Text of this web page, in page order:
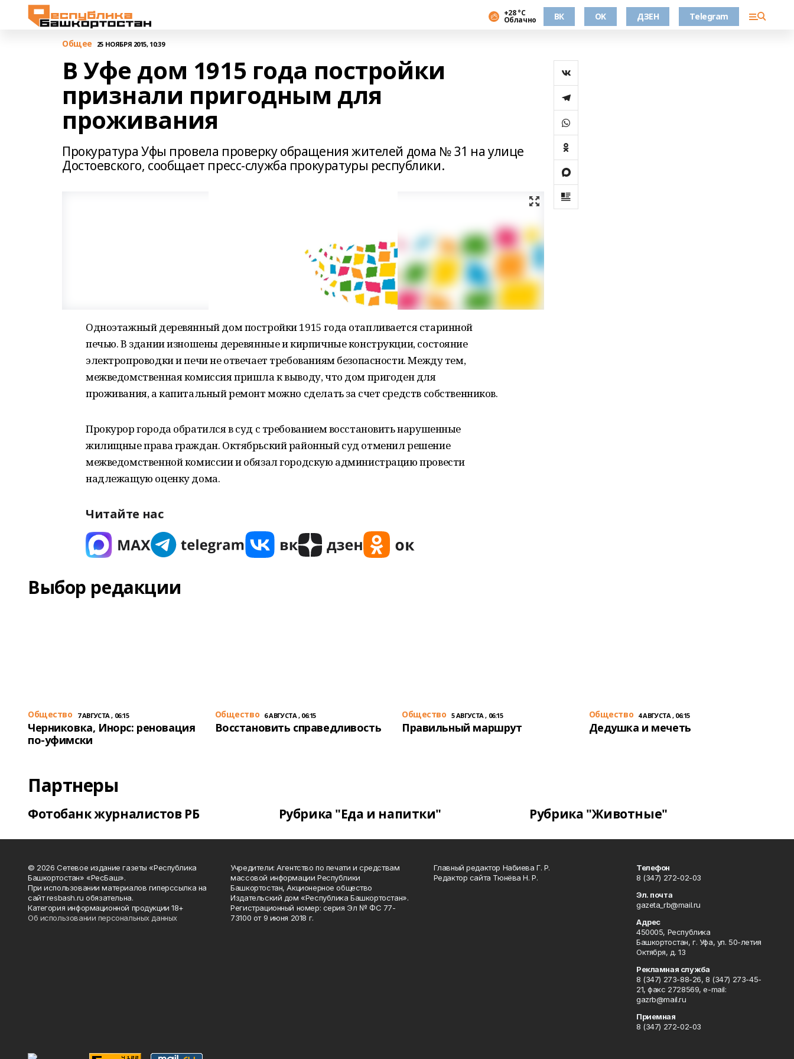
+28 °С
Облачно ВК OK ДЗЕН Telegram
Общее 25 НОЯБРЯ 2015, 10:39
В Уфе дом 1915 года постройки
признали пригодным для
проживания
Прокуратура Уфы провела проверку обращения жителей дома № 31 на улице
Достоевского, сообщает пресс-служба прокуратуры республики.
Одноэтажный деревянный дом постройки 1915 года отапливается старинной
печью. В здании изношены деревянные и кирпичные конструкции, состояние
электропроводки и печи не отвечает требованиям безопасности. Между тем,
межведомственная комиссия пришла к выводу, что дом пригоден для
проживания, а капитальный ремонт можно сделать за счет средств собственников.
Прокурор города обратился в суд с требованием восстановить нарушенные
жилищные права граждан. Октябрьский районный суд отменил решение
межведомственной комиссии и обязал городскую администрацию провести
надлежащую оценку дома.
Читайте нас
Выбор редакции
Общество 7 АВГУСТА , 06:15
Черниковка, Инорс: реновация
по-уфимски
Общество 6 АВГУСТА , 06:15
Восстановить справедливость
Общество 5 АВГУСТА , 06:15
Правильный маршрут
Общество 4 АВГУСТА , 06:15
Дедушка и мечеть
Партнеры
Фотобанк журналистов РБ Рубрика "Еда и напитки" Рубрика "Животные"
© 2026 Сетевое издание газеты «Республика
Башкортостан» «РесБаш».
При использовании материалов гиперссылка на
сайт resbash.ru обязательна.
Категория информационной продукции 18+
Об использовании персональных данных
Учредители: Агентство по печати и средствам
массовой информации Республики
Башкортостан, Акционерное общество
Издательский дом «Республика Башкортостан».
Регистрационный номер: серия Эл № ФС 77-
73100 от 9 июня 2018 г.
Главный редактор Набиева Г. Р.
Редактор сайта Тюнёва Н. Р.
Телефон
8 (347) 272-02-03
Эл. почта
gazeta_rb@mail.ru
Адрес
450005, Республика
Башкортостан, г. Уфа, ул. 50-летия
Октября, д. 13
Рекламная служба
8 (347) 273-88-26, 8 (347) 273-45-
21, факс 2728569, e-mail:
gazrb@mail.ru
Приемная
8 (347) 272-02-03